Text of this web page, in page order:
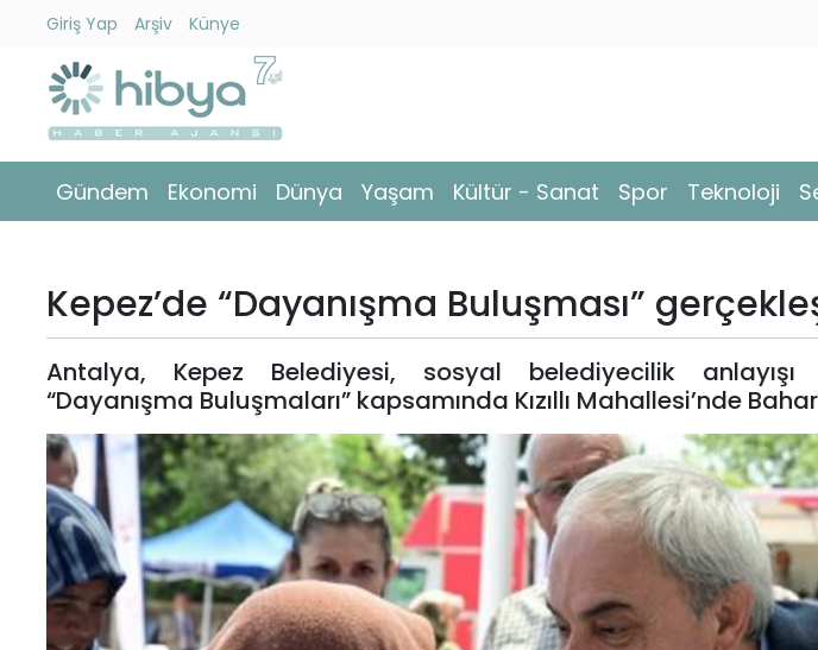
Giriş Yap Arşiv Künye
Gündem Ekonomi Dünya Yaşam Kültür - Sanat Spor Teknoloji
Gündem
Ekonomi
Yaşam
Kültür
Sanat
Spor
Teknoloji
Sektörel
Kepez’de “Dayanışma Buluşması”
Antalya, Kepez Belediyesi, sosyal belediyecilik
“Dayanışma Buluşmaları” kapsamında Kızıllı Mahallesi’nde